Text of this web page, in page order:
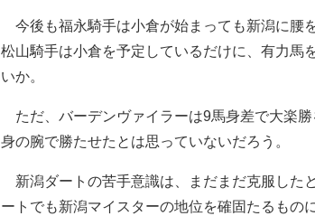
今後も福永騎手は小倉が始まっても新潟に腰
松山騎手は小倉を予定しているだけに、有力馬
いか。
ただ、バーデンヴァイラーは9馬身差で大楽
身の腕で勝たせたとは思っていないだろう。
新潟ダートの苦手意識は、まだまだ克服した
ートでも新潟マイスターの地位を確固たるもの